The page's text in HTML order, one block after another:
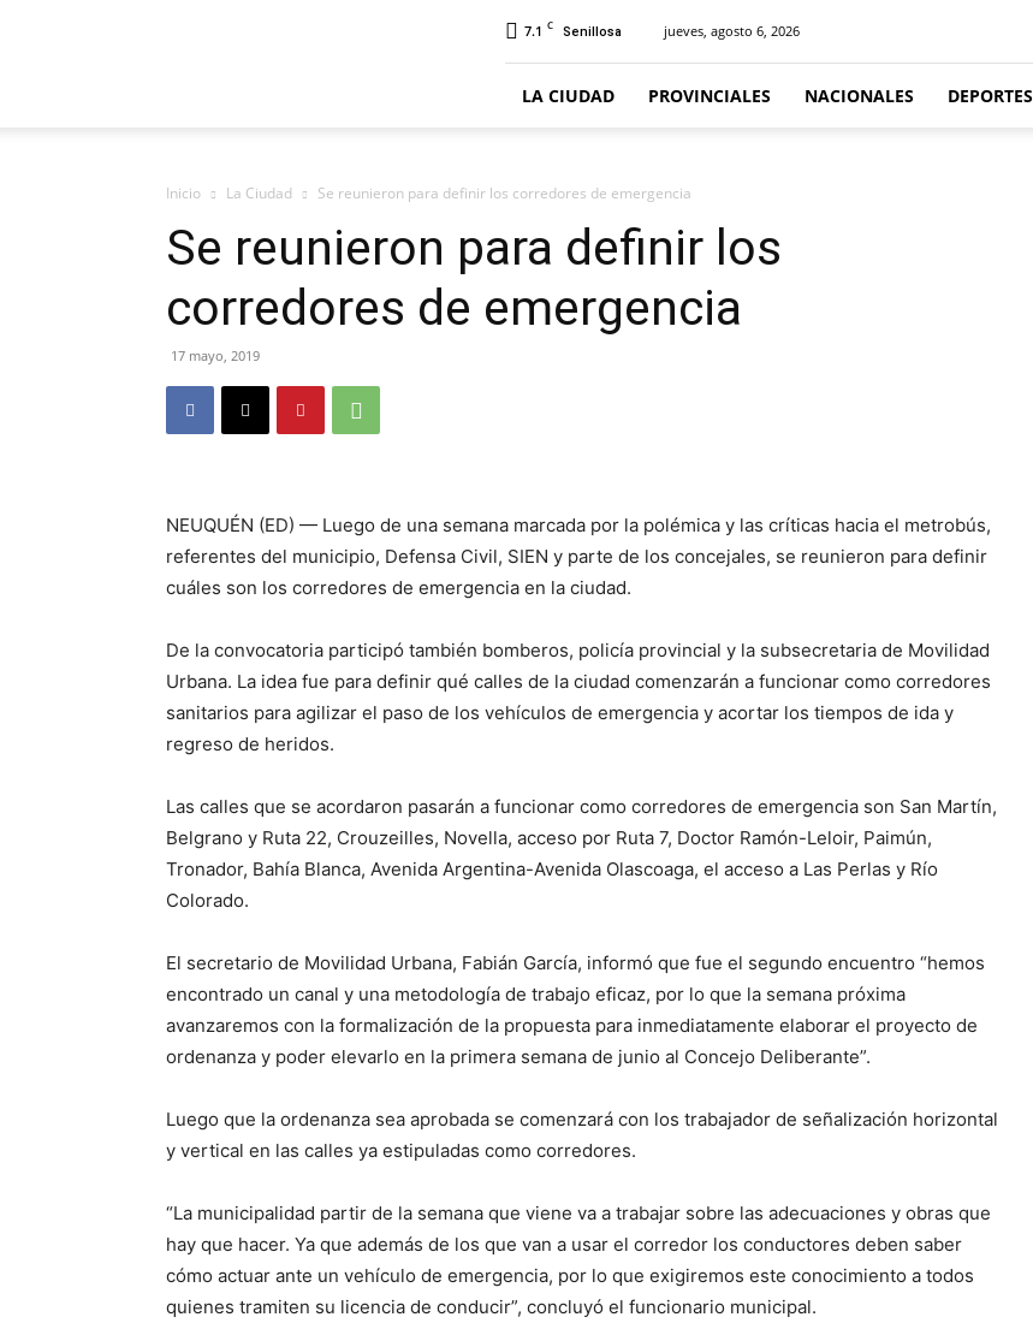
7.1 C Senillosa jueves, agosto 6, 2026
LA CIUDAD PROVINCIALES NACIONALES DEPORTES
Inicio La Ciudad Se reunieron para definir los corredores de emergencia
Se reunieron para definir los
corredores de emergencia
17 mayo, 2019
NEUQUÉN (ED) — Luego de una semana marcada por la polémica y las críticas hacia el metrobús,
referentes del municipio, Defensa Civil, SIEN y parte de los concejales, se reunieron para definir
cuáles son los corredores de emergencia en la ciudad.
De la convocatoria participó también bomberos, policía provincial y la subsecretaria de Movilidad
Urbana. La idea fue para definir qué calles de la ciudad comenzarán a funcionar como corredores
sanitarios para agilizar el paso de los vehículos de emergencia y acortar los tiempos de ida y
regreso de heridos.
Las calles que se acordaron pasarán a funcionar como corredores de emergencia son San Martín,
Belgrano y Ruta 22, Crouzeilles, Novella, acceso por Ruta 7, Doctor Ramón-Leloir, Paimún,
Tronador, Bahía Blanca, Avenida Argentina-Avenida Olascoaga, el acceso a Las Perlas y Río
Colorado.
El secretario de Movilidad Urbana, Fabián García, informó que fue el segundo encuentro “hemos
encontrado un canal y una metodología de trabajo eficaz, por lo que la semana próxima
avanzaremos con la formalización de la propuesta para inmediatamente elaborar el proyecto de
ordenanza y poder elevarlo en la primera semana de junio al Concejo Deliberante”.
Luego que la ordenanza sea aprobada se comenzará con los trabajador de señalización horizontal
y vertical en las calles ya estipuladas como corredores.
“La municipalidad partir de la semana que viene va a trabajar sobre las adecuaciones y obras que
hay que hacer. Ya que además de los que van a usar el corredor los conductores deben saber
cómo actuar ante un vehículo de emergencia, por lo que exigiremos este conocimiento a todos
quienes tramiten su licencia de conducir”, concluyó el funcionario municipal.